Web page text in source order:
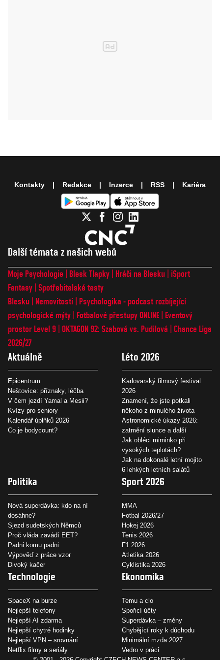
Další témata z našich webů
Moje Psychologie Blesk Tlapky Hráči na Blesku
iSport
Fantasy Spotřebitelské testy
Blesku
Nemovitosti
Psychologika - podcast rozbíjející
psychologické mýty
Fotbalové přestupy ONLINE
Eventový
prostor Level 9 OKTAGON 92: Szabová vs. Pudilová
Chance Liga
2026/27
Aktuálně
Epicentrum
Neštovice: příznaky, léčba
V čem jezdí Yamal a Mesii?
Kvízy pro seniory
Kalendář úplňků 2026
Co je bodycount?
Léto 2026
Karlovarský filmový festival
2026
Znamení, že jste potkali
někoho z minulého života
Astronomické úkazy 2026:
zatmění slunce a další
Jak obléci miminko při
vysokých teplotách?
Jak na dokonalé letní mojito
6 lehkých letních salátů
Politika
Nová superdávka: kdo na ní
dosáhne?
Sjezd sudetských Němců
Proč vláda zavádí EET?
Padni komu padni
Výpověď z práce vzor
Divoký kačer
Sport 2026
MMA
Fotbal 2026/27
Hokej 2026
Tenis 2026
F1 2026
Atletika 2026
Cyklistika 2026
Technologie
SpaceX na burze
Nejlepší telefony
Nejlepší AI zdarma
Nejlepší chytré hodinky
Nejlepší VPN – srovnání
Netflix filmy a seriály
Ekonomika
Temu a clo
Spořicí účty
Superdávka – změny
Chybějící roky k důchodu
Minimální mzda 2027
Vedro v práci
Kontakty Redakce Inzerce RSS Kariéra